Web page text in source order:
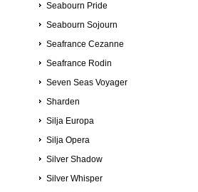
Seabourn Pride
Seabourn Sojourn
Seafrance Cezanne
Seafrance Rodin
Seven Seas Voyager
Sharden
Silja Europa
Silja Opera
Silver Shadow
Silver Whisper